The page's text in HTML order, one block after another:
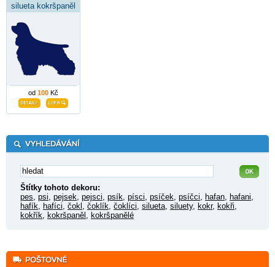
silueta kokršpaněl
od 100 Kč
Štítky tohoto dekoru:
pes psi pejsek pejsci psík písci psíček psíčci hafan hafani
hafík hafíci čokl čoklík čoklíci silueta siluety, kokr, kokři
kokřík kokršpaněl kokršpanělé